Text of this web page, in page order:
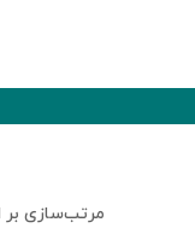
مرتب‌سازی